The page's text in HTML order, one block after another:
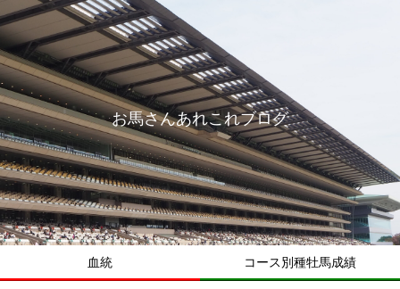
お馬さんあれこれブログ
血統 コース別種牡馬成績